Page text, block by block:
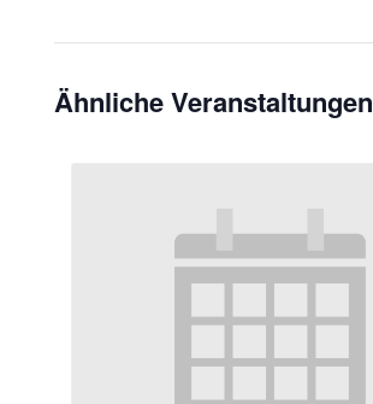
Ähnliche Veranstaltungen